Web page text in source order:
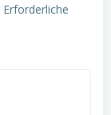
Erforderliche